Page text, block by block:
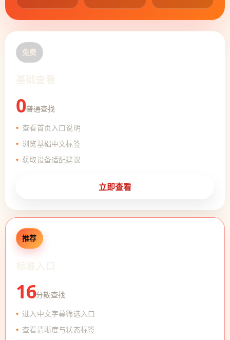
免费
0普通查找
查看首页入口说明
浏览基础中文标签
获取设备适配建议
立即查看
推荐
16分散查找
进入中文字幕筛选入口
查看清晰度与状态标签